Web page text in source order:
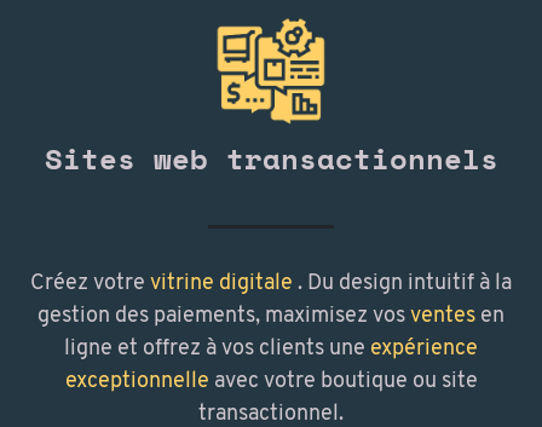
Sites web transactionnels
Créez votre vitrine digitale . Du design intuitif à la
gestion des paiements, maximisez vos ventes en
ligne et offrez à vos clients une expérience
exceptionnelle avec votre boutique ou site
transactionnel.